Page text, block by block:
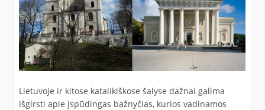
Lietuvoje ir kitose katalikiškose šalyse dažnai galima
išgirsti apie įspūdingas bažnyčias, kurios vadinamos